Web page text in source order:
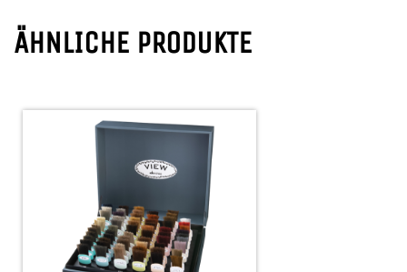
ÄHNLICHE PRODUKTE